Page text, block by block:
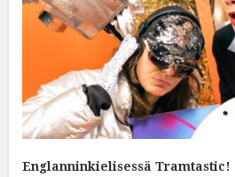
Englanninkielisessä Tramtastic!